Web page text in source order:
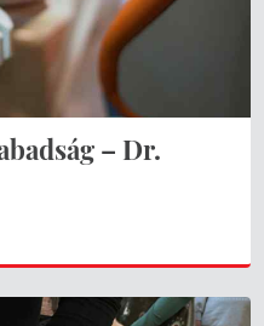
– Dr.